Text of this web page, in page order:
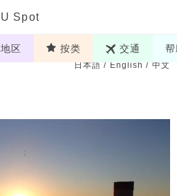
地区 按类 交通
日本語/English/中文